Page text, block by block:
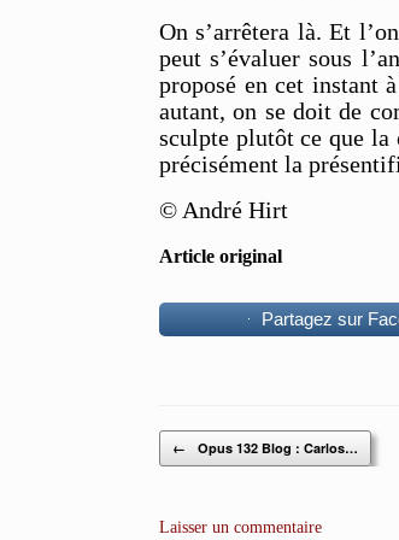
On s’arrêtera là. Et
peut s’évaluer sous
proposé en cet instant
autant, on se doit de
sculpte plutôt ce que la
précisément la
© André Hirt
Article original
Partagez sur
Post navigation
← Opus 132 Blog : Carlos…
Laisser un commentaire